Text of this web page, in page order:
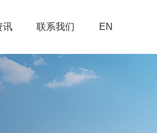
讯 联系我们 EN